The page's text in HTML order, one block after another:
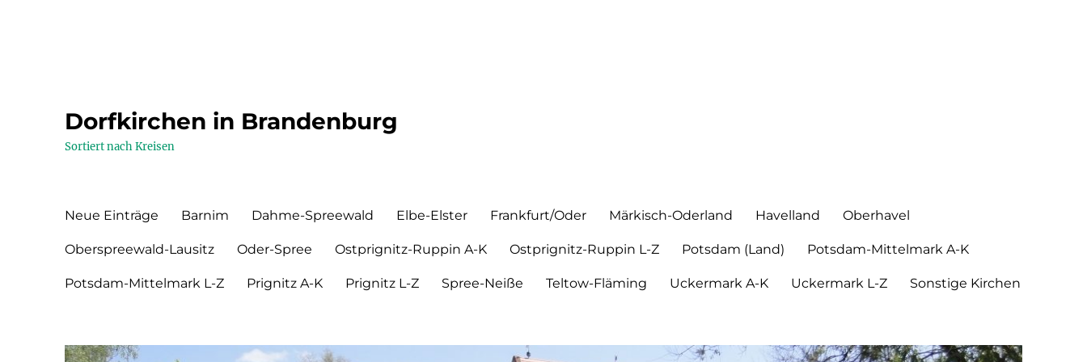
Dorfkirchen in Brandenburg
Sortiert nach Kreisen
Neue Einträge Barnim Dahme-Spreewald Elbe-Elster Frankfurt/Oder Märkisch-Oderland Havelland Oberhavel
Oberspreewald-Lausitz Oder-Spree Ostprignitz-Ruppin A-K Ostprignitz-Ruppin L-Z Potsdam (Land) Potsdam-Mittelmark A-K
Potsdam-Mittelmark L-Z Prignitz A-K Prignitz L-Z Spree-Neiße Teltow-Fläming Uckermark A-K Uckermark L-Z Sonstige Kirchen